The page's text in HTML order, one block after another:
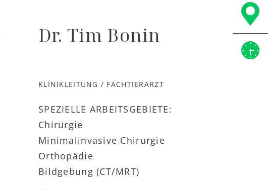
Dr. Tim Bonin
KLINIKLEITUNG / FACHTIERARZT
SPEZIELLE ARBEITSGEBIETE:
Chirurgie
Minimalinvasive Chirurgie
Orthopädie
Bildgebung (CT/MRT)